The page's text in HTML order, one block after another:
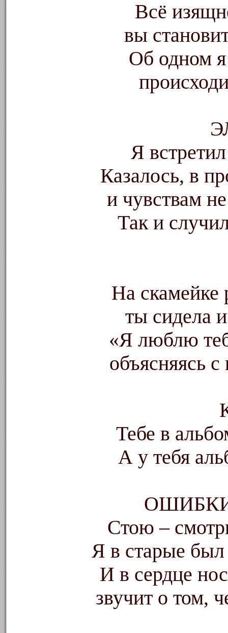
Всё
вы
Об одном
Я
Казалось, в
и чувствам
Так и
На
ты сидела
«Я люблю
объясняясь
Тебе в
А у тебя
Стою –
Я в старые был
И в сердце
звучит о том,